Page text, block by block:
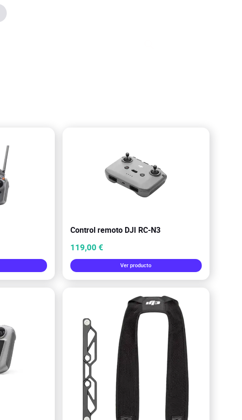
Control remoto DJI RC-N3
119,00 €
Ver producto